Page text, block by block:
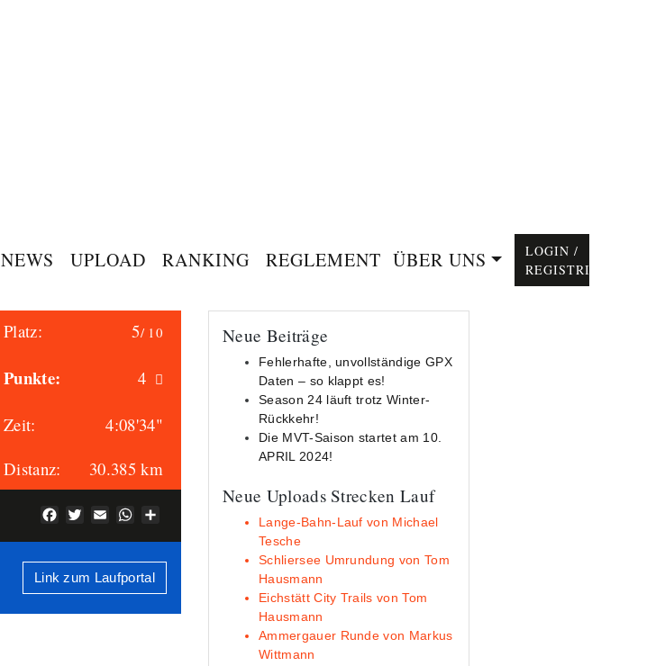
NEWS UPLOAD RANKING REGLEMENT ÜBER UNS
LOGIN /
REGISTRIEREN
Platz: 5/ 10
Punkte: 4
Zeit:
4:08'34"
Distanz: 30.385 km
Facebook
TwitterEmailWhatsApp
Link zum Laufportal
Neue Beiträge
Fehlerhafte, unvollständige GPX
Daten – so klappt es!
Season 24 läuft trotz Winter-
Rückkehr!
Die MVT-Saison startet am 10.
APRIL 2024!
Neue Uploads Strecken Lauf
Lange-Bahn-Lauf von Michael
Tesche
Schliersee Umrundung von Tom
Hausmann
Eichstätt City Trails von Tom
Hausmann
Ammergauer Runde von Markus
Wittmann